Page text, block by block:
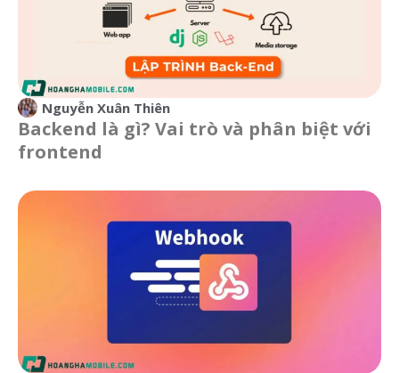
Nguyễn Xuân Thiên
Backend là gì? Vai trò và phân biệt với
frontend